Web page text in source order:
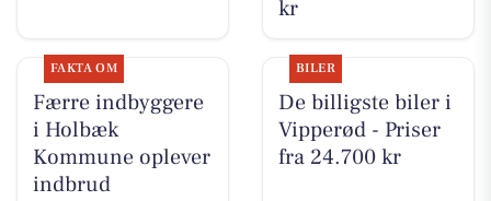
kr
FAKTA OM
Færre indbyggere
i Holbæk
Kommune oplever
indbrud
BILER
De billigste biler i
Vipperød - Priser
fra 24.700 kr